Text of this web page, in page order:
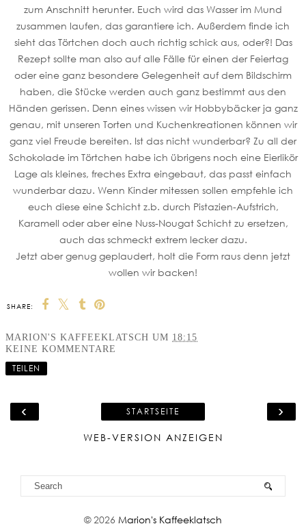
zum Anschnitt herunter. Euch wird das Wasser im Mund
zusammen laufen, das garantiere ich. Außerdem finde ich
sieht das Törtchen doch auch richtig schick aus, oder?! Das
Rezept sollte man also auf alle Fälle für einen der Feiertag
oder eine ganz besondere Gelegenheit auf dem Bildschirm
haben, die Stücke werden auch ganz bestimmt aus den
Händen gerissen. Denn eines wissen wir Hobbybäcker ja ganz
genau, mit unseren Torten und Kuchenkreationen können wir
ganz viel Freude bereiten. Ist das nicht wunderbar? Zu all der
Schokolade im Törtchen habe ich übrigens noch eine Eierlikör
Lage als kleines, freches Extra eingebaut, das passt einfach
wunderbar dazu. Wenn Kinder mitessen sollen empfehle ich
euch diese eine Schicht z.b. durch Pistazien-Aufstrich,
Karamell oder aber eine Nuss-Nougat Schicht zu ersetzen,
auch das schmeckt extrem lecker dazu.
Jetzt aber genug geplaudert, holt die Form raus denn jetzt
wollen wir backen!
SHARE:
MARION'S KAFFEEKLATSCH UM 18:15
KEINE KOMMENTARE
TEILEN
‹ ›
STARTSEITE
WEB-VERSION ANZEIGEN
©2026 Marion's Kaffeeklatsch